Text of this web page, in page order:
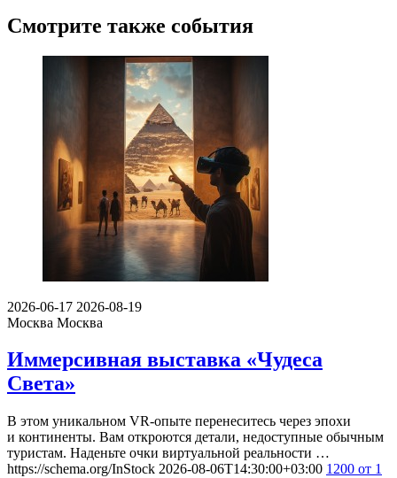
Смотрите также события
2026-06-17 2026-08-19
Москва Москва
Иммерсивная выставка «Чудеса
Света»
В этом уникальном VR-опыте перенеситесь через эпохи
и континенты. Вам откроются детали, недоступные обычным
туристам. Наденьте очки виртуальной реальности …
https://schema.org/InStock 2026-08-06T14:30:00+03:00 1200 от 1